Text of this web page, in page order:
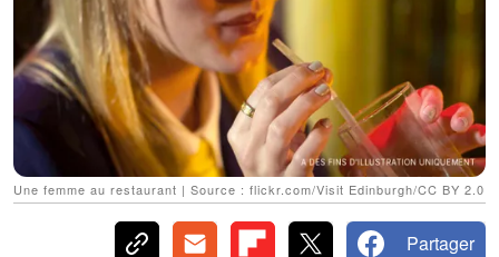
Une femme au restaurant | Source : flickr.com/Visit Edinburgh/CC BY 2.0
Partager